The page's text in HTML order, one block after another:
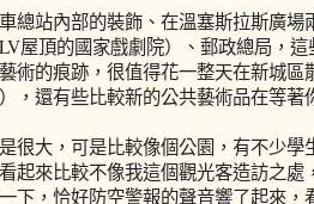
總站內部的裝飾、在溫塞斯拉斯廣
屋頂的國家戲劇院）、郵政總局，
術的痕跡，很值得花一整天在新城
，還有些比較新的公共藝術品在等著
很大，可是比較像個公園，有不少
起來比較不像我這個觀光客造訪之
下，恰好防空警報的聲音響了起來